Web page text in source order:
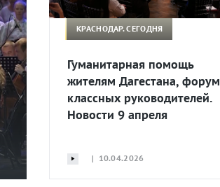
КРАСНОДАР. СЕГОДНЯ
Гуманитарная помощь
жителям Дагестана, форум
классных руководителей.
Новости 9 апреля
| 10.04.2026